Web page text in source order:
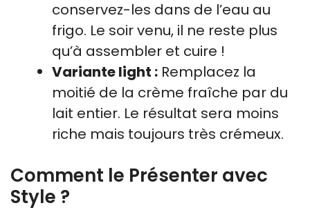
conservez-les dans de l’eau au
frigo. Le soir venu, il ne reste plus
qu’à assembler et cuire !
Variante light : Remplacez la
moitié de la crème fraîche par du
lait entier. Le résultat sera moins
riche mais toujours très crémeux.
Comment le Présenter avec
Style ?